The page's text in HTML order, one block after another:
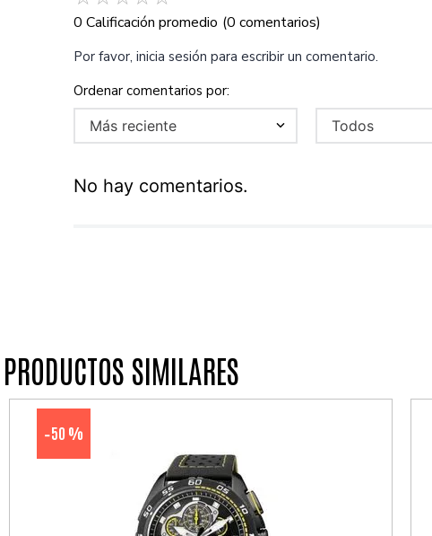
0 Calificación promedio (0 comentarios)
Por favor, inicia sesión para escribir un comentario.
Más reciente Todos
No hay comentarios.
PRODUCTOS SIMILARES
-50 %